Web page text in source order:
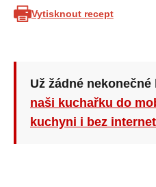
Vytisknout recept
Už žádné nekonečné
naši kuchařku do
kuchyni i bez